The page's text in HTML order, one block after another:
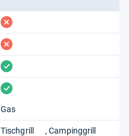
fehlt
fehlt
vorhanden
vorhanden
Gas
Tischgrill Campinggrill